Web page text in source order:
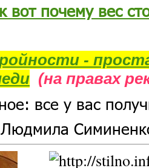
вот почему вес
-
(на правах
все у вас